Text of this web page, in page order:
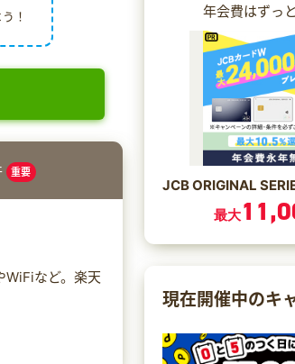
！
重要
WiFiなど。楽天
年会費はずっ
最大
現在開催中のキ